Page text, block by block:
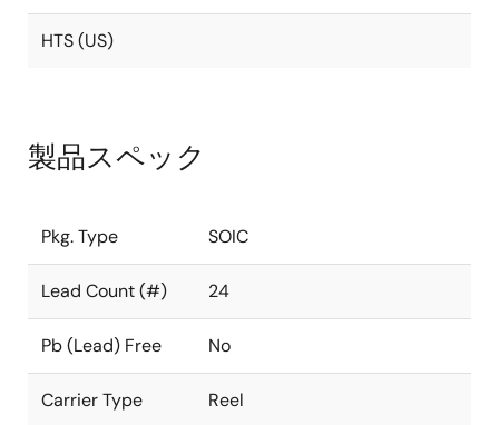
HTS (US)
製品スペック
Pkg. Type SOIC
Lead Count (#) 24
Pb (Lead) Free No
Carrier Type Reel